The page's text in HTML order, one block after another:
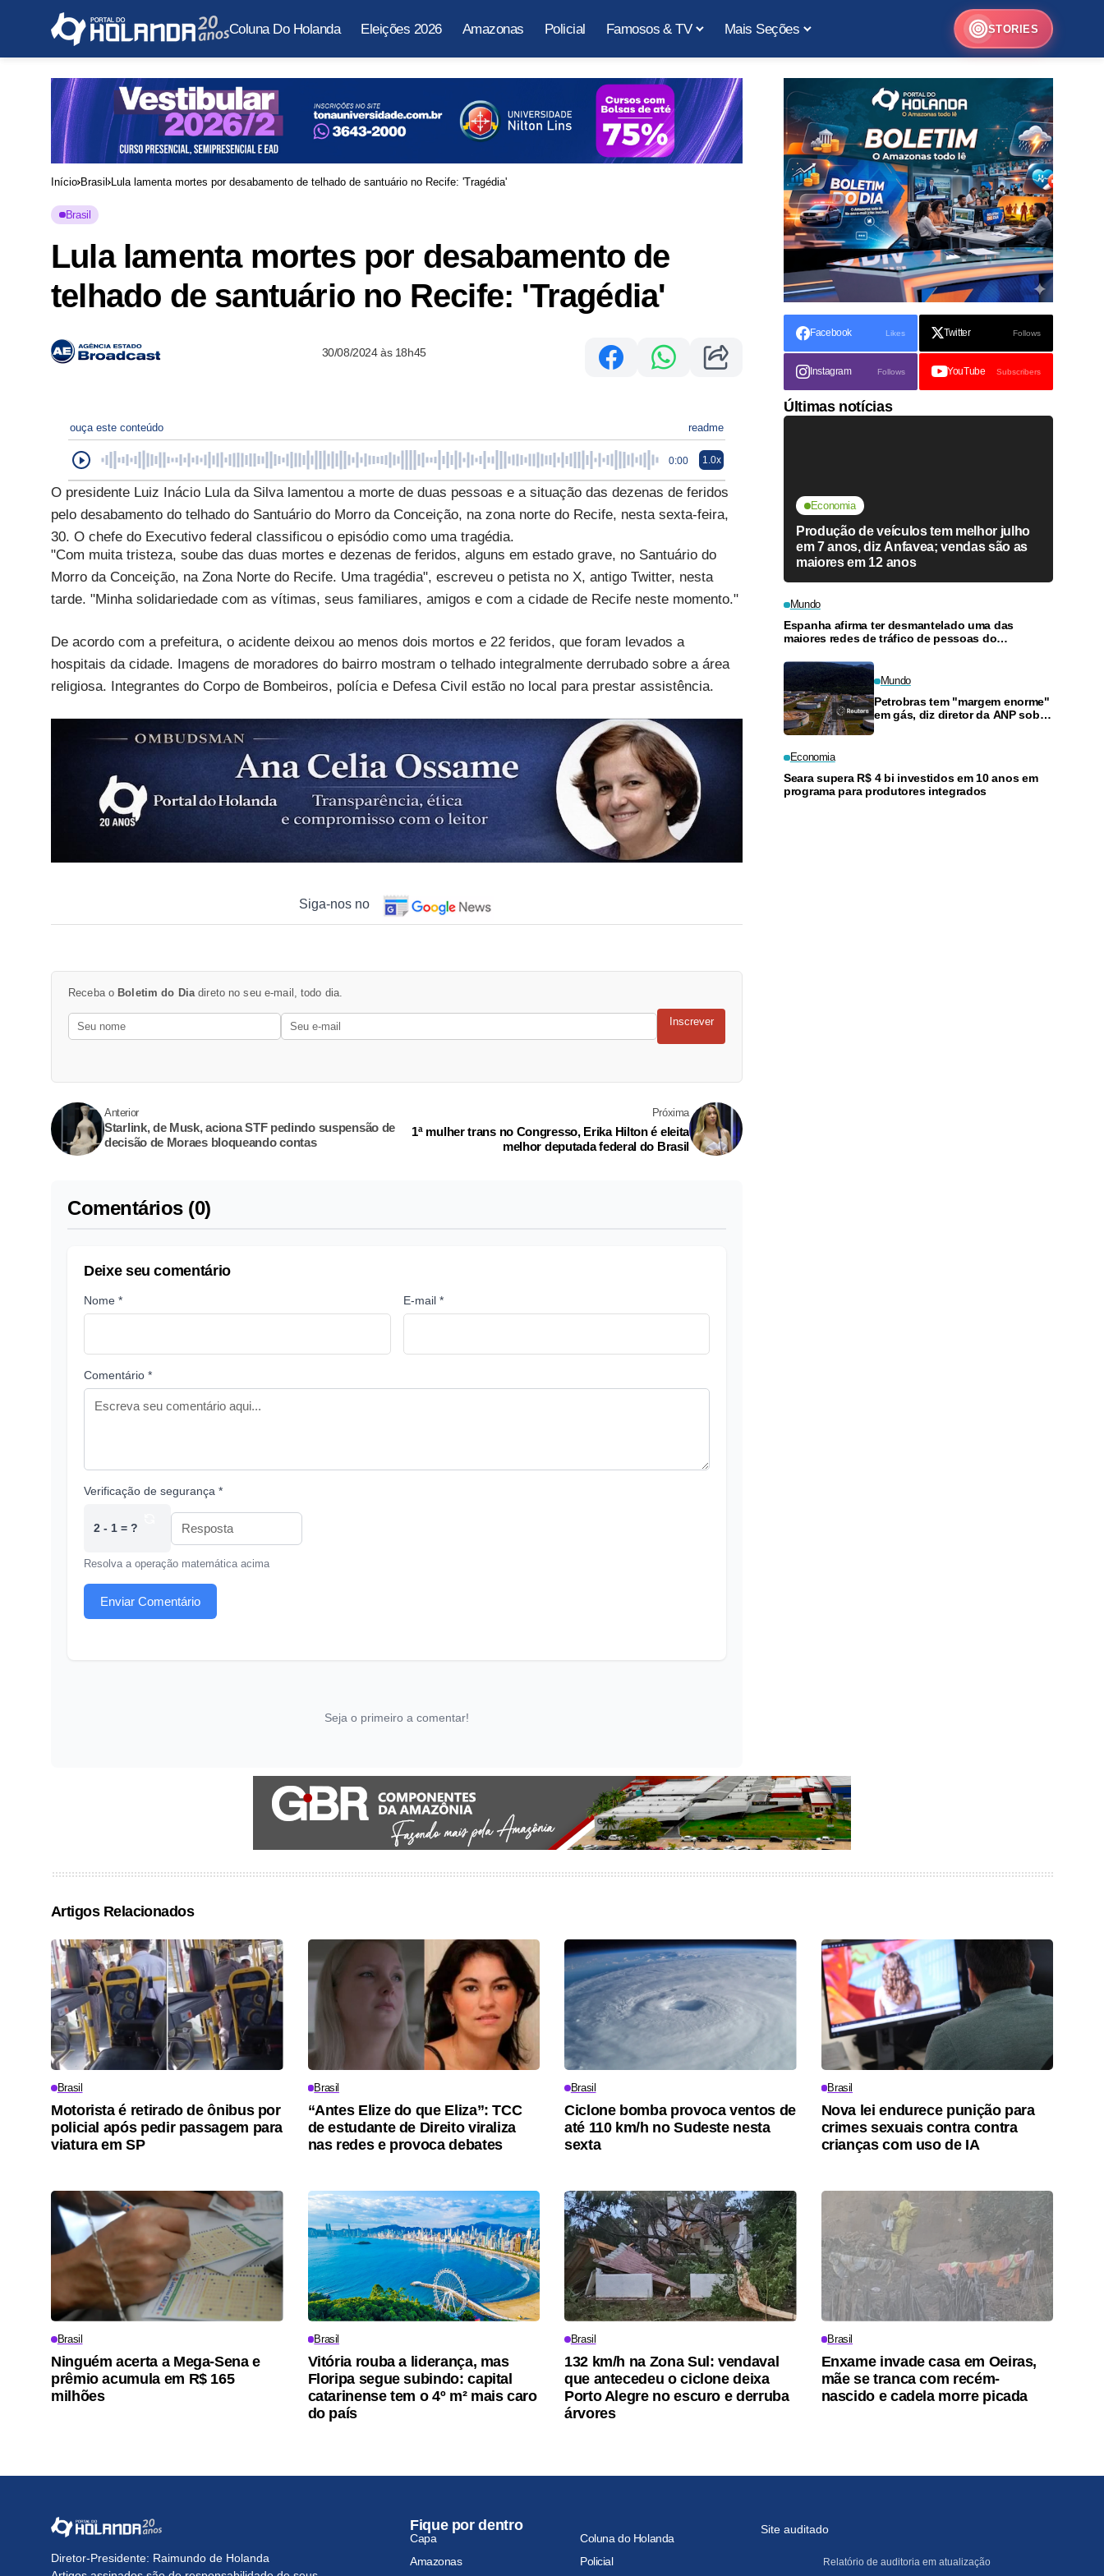
Coluna Do Holanda Eleições 2026 Amazonas Policial Famosos & TV Mais Seções STORIES
Início Brasil Lula lamenta mortes por desabamento de telhado de santuário no Recife: 'Tragédia'
Brasil
Lula lamenta mortes por desabamento de
telhado de santuário no Recife: 'Tragédia'
30/08/2024 às 18h45
ouça este conteúdo readme
0:00 1.0x
O presidente Luiz Inácio Lula da Silva lamentou a morte de duas pessoas e a situação das dezenas de feridos
pelo desabamento do telhado do Santuário do Morro da Conceição, na zona norte do Recife, nesta sexta-feira,
30. O chefe do Executivo federal classificou o episódio como uma tragédia.
"Com muita tristeza, soube das duas mortes e dezenas de feridos, alguns em estado grave, no Santuário do
Morro da Conceição, na Zona Norte do Recife. Uma tragédia", escreveu o petista no X, antigo Twitter, nesta
tarde. "Minha solidariedade com as vítimas, seus familiares, amigos e com a cidade de Recife neste momento."
De acordo com a prefeitura, o acidente deixou ao menos dois mortos e 22 feridos, que foram levados a
hospitais da cidade. Imagens de moradores do bairro mostram o telhado integralmente derrubado sobre a área
religiosa. Integrantes do Corpo de Bombeiros, polícia e Defesa Civil estão no local para prestar assistência.
Siga-nos no
Receba o Boletim do Diadireto no seu e-mail, todo dia.
Inscrever
Anterior
Starlink, de Musk, aciona STF pedindo suspensão de
decisão de Moraes bloqueando contas
Próxima
1ª mulher trans no Congresso, Erika Hilton é eleita
melhor deputada federal do Brasil
Comentários (0)
Deixe seu comentário
Nome * E-mail *
Comentário *
Verificação de segurança *
2 - 1 = ?
Resolva a operação matemática acima
Enviar Comentário
Seja o primeiro a comentar!
Facebook Likes Twitter Follows
Instagram Follows YouTube Subscribers
Últimas notícias
Economia
Produção de veículos tem melhor julho
em 7 anos, diz Anfavea; vendas são as
maiores em 12 anos
Mundo
Espanha afirma ter desmantelado uma das
maiores redes de tráfico de pessoas do
Mundo
Petrobras tem "margem enorme"
em gás, diz diretor da ANP sobre
Economia
Seara supera R$ 4 bi investidos em 10 anos em
programa para produtores integrados
Artigos Relacionados
Brasil
Motorista é retirado de ônibus por
policial após pedir passagem para
viatura em SP
Brasil
“Antes Elize do que Eliza”: TCC
de estudante de Direito viraliza
nas redes e provoca debates
Brasil
Ciclone bomba provoca ventos de
até 110 km/h no Sudeste nesta
sexta
Brasil
Nova lei endurece punição para
crimes sexuais contra contra
crianças com uso de IA
Brasil
Ninguém acerta a Mega-Sena e
prêmio acumula em R$ 165
milhões
Brasil
Vitória rouba a liderança, mas
Floripa segue subindo: capital
catarinense tem o 4º m² mais caro
do país
Brasil
132 km/h na Zona Sul: vendaval
que antecedeu o ciclone deixa
Porto Alegre no escuro e derruba
árvores
Brasil
Enxame invade casa em Oeiras,
mãe se tranca com recém-
nascido e cadela morre picada
Diretor-Presidente: Raimundo de Holanda
Fique por dentro
Capa
Coluna do Holanda
Amazonas
Policial
Site auditado
Relatório de auditoria em atualização